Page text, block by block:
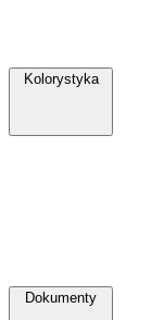
Kolorystyka
Dokumenty